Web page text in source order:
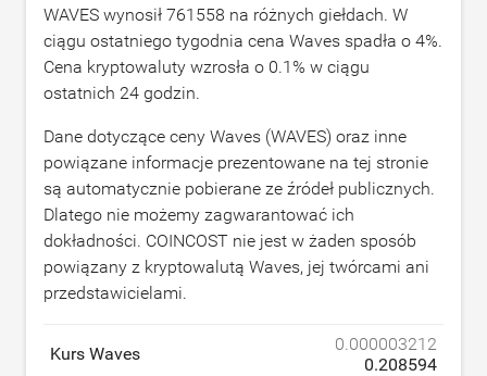
WAVES wynosił 761558 na różnych giełdach. W
ciągu ostatniego tygodnia cena Waves spadła o 4%.
Cena kryptowaluty wzrosła o 0.1% w ciągu
ostatnich 24 godzin.
Dane dotyczące ceny Waves (WAVES) oraz inne
powiązane informacje prezentowane na tej stronie
są automatycznie pobierane ze źródeł publicznych.
Dlatego nie możemy zagwarantować ich
dokładności. COINCOST nie jest w żaden sposób
powiązany z kryptowalutą Waves, jej twórcami ani
przedstawicielami.
Kurs Waves
0.000003212
0.208594